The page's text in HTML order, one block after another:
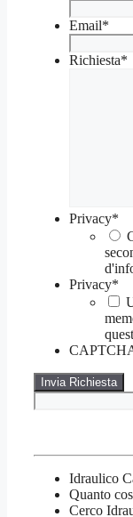
Email*
Richiesta*
Privacy*
Privacy*
Idraulico
Quanto
Cerco